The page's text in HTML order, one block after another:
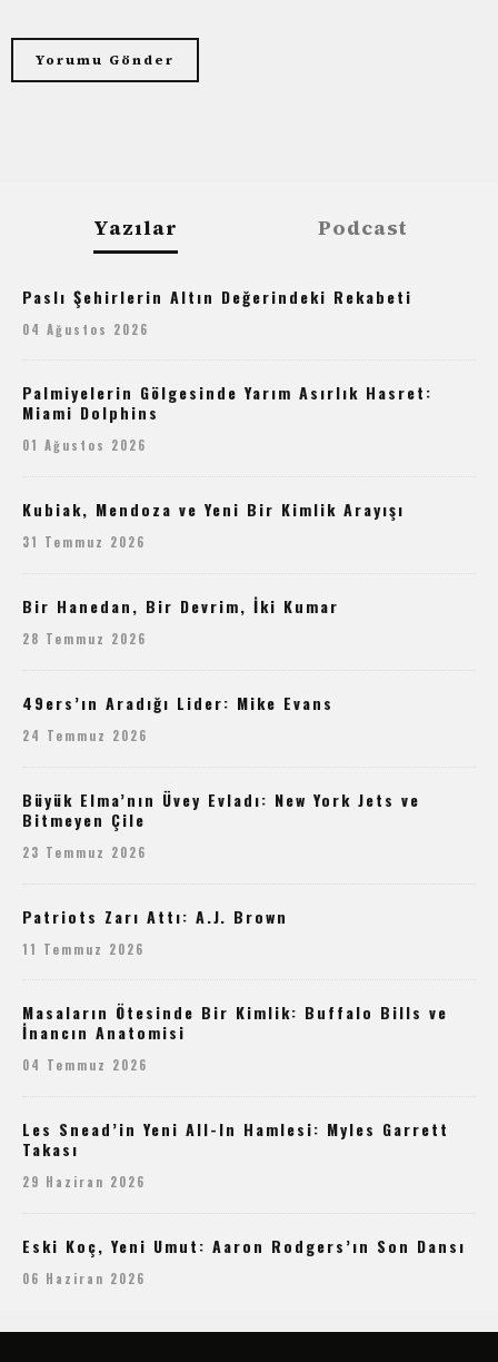
Yazılar Podcast
Paslı Şehirlerin Altın Değerindeki Rekabeti
04 Ağustos 2026
Palmiyelerin Gölgesinde Yarım Asırlık Hasret:
Miami Dolphins
01 Ağustos 2026
Kubiak, Mendoza ve Yeni Bir Kimlik Arayışı
31 Temmuz 2026
Bir Hanedan, Bir Devrim, İki Kumar
28 Temmuz 2026
49ers’ın Aradığı Lider: Mike Evans
24 Temmuz 2026
Büyük Elma’nın Üvey Evladı: New York Jets ve
Bitmeyen Çile
23 Temmuz 2026
Patriots Zarı Attı: A.J. Brown
11 Temmuz 2026
Masaların Ötesinde Bir Kimlik: Buffalo Bills ve
İnancın Anatomisi
04 Temmuz 2026
Les Snead’in Yeni All-In Hamlesi: Myles Garrett
Takası
29 Haziran 2026
Eski Koç, Yeni Umut: Aaron Rodgers’ın Son Dansı
06 Haziran 2026